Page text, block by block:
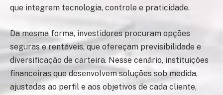
que integrem tecnologia, controle e praticidade.
Da mesma forma, investidores procuram opções
seguras e rentáveis, que ofereçam previsibilidade e
diversificação de carteira. Nesse cenário, instituições
financeiras que desenvolvem soluções sob medida,
ajustadas ao perfil e aos objetivos de cada cliente,